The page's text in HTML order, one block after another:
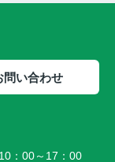
問い合わせ
：00～17：00